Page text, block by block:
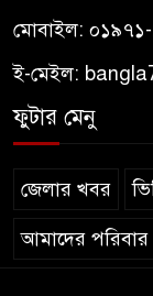
মোবাইল:
ই-মেইল:
ফুটার মেনু
জেলার খবর
আমাদের পরিবার